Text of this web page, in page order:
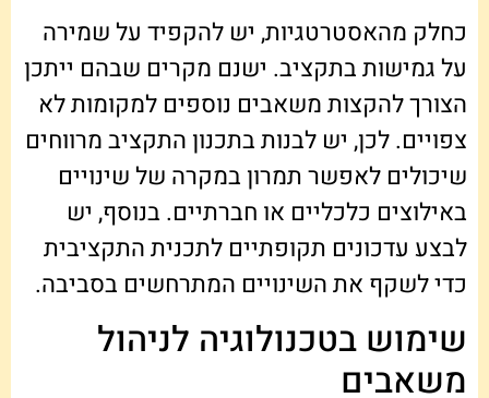
כחלק מהאסטרטגיות, יש להקפיד על שמירה
על גמישות בתקציב. ישנם מקרים שבהם ייתכן
הצורך להקצות משאבים נוספים למקומות לא
צפויים. לכן, יש לבנות בתכנון התקציב מרווחים
שיכולים לאפשר תמרון במקרה של שינויים
באילוצים כלכליים או חברתיים. בנוסף, יש
לבצע עדכונים תקופתיים לתכנית התקציבית
כדי לשקף את השינויים המתרחשים בסביבה.
שימוש בטכנולוגיה לניהול
משאבים